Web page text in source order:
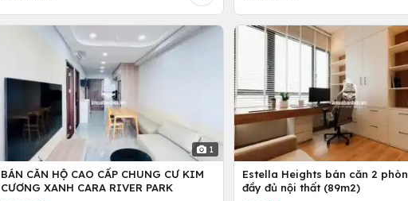
1
BÁN CĂN HỘ CAO CẤP CHUNG CƯ KIM
CƯƠNG XANH CARA RIVER PARK
Estella Heights bán căn 2
đầy đủ nội thất (89m2)